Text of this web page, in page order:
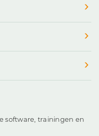
software, trainingen en